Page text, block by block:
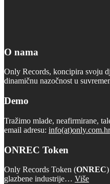
O nama
Only Records, koncipira svoju
dinamičnu nazočnost u
Demo
Tražimo mlade, neafirmirane,
email adresu: info(at)only.com.hr
ONREC Token
Only Records Token (ONREC
glazbene industrije… Više